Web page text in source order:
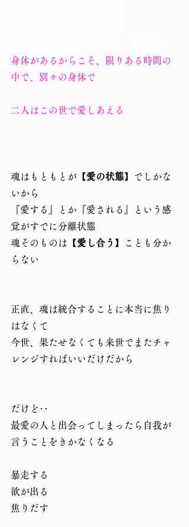
身体があるからこそ、限りある時間の
中で、別々の身体で
二人はこの世で愛しあえる
魂はもともとが【愛の状態】でしかな
いから
『愛する』とか『愛される』という感
覚がすでに分離状態
魂そのものは【愛し合う 】ことも分か
らない
正直、魂は統合することに本当に焦り
はなくて
今世、果たせなくても来世でまたチャ
レンジすればいいだけだから
だけど‥
最愛の人と出会ってしまったら自我が
言うことをきかなくなる
暴走する
欲が出る
焦りだす